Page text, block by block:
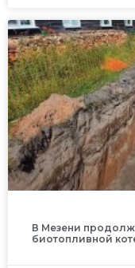
В Мезени
биотопливной